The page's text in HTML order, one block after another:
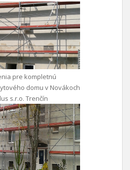
pre kompletnú
domu v Novákoch
s.r.o. Trenčín